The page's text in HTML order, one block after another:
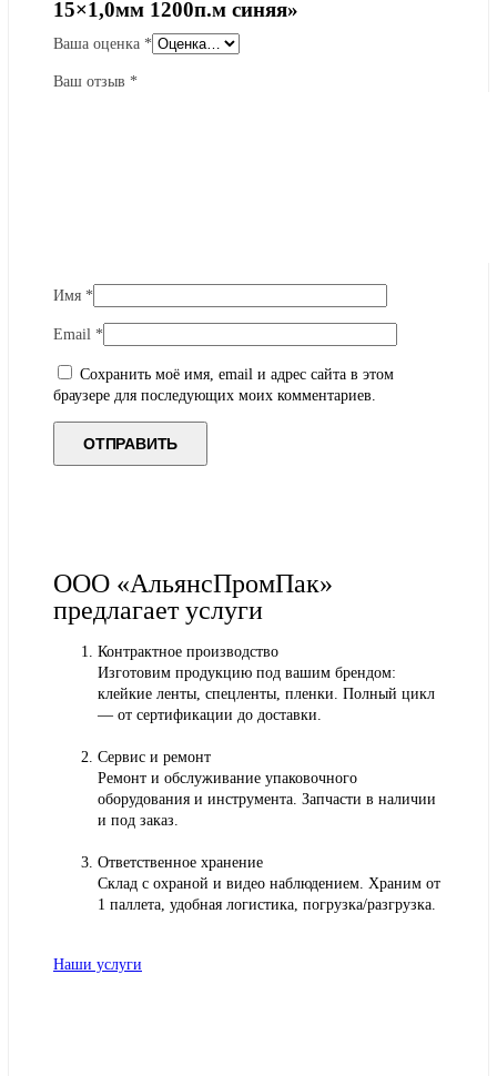
15×1,0мм 1200п.м синяя»
Ваша оценка *
Ваш отзыв *
Имя *
Email *
Сохранить моё имя, email и адрес сайта в этом
браузере для последующих моих комментариев.
ООО «АльянсПромПак»
предлагает услуги
Контрактное производство
Изготовим продукцию под вашим брендом:
клейкие ленты, спецленты, пленки. Полный цикл
— от сертификации до доставки.
Сервис и ремонт
Ремонт и обслуживание упаковочного
оборудования и инструмента. Запчасти в наличии
и под заказ.
Ответственное хранение
Склад с охраной и видео наблюдением. Храним от
1 паллета, удобная логистика, погрузка/разгрузка.
Наши услуги